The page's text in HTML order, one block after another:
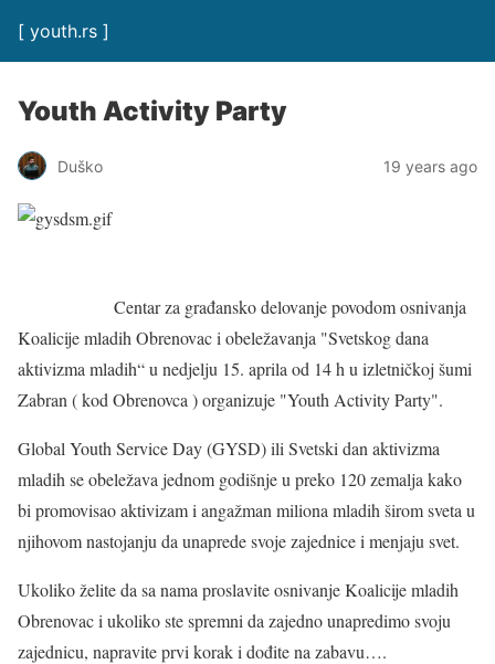
[ youth.rs ]
Youth Activity Party
Duško 19 years ago
Centar za građansko delovanje povodom osnivanja
Koalicije mladih Obrenovac i obeležavanja "Svetskog dana
aktivizma mladih“ u nedjelju 15. aprila od 14 h u izletničkoj šumi
Zabran ( kod Obrenovca ) organizuje "Youth Activity Party".
Global Youth Service Day (GYSD) ili Svetski dan aktivizma
mladih se obeležava jednom godišnje u preko 120 zemalja kako
bi promovisao aktivizam i angažman miliona mladih širom sveta u
njihovom nastojanju da unaprede svoje zajednice i menjaju svet.
Ukoliko želite da sa nama proslavite osnivanje Koalicije mladih
Obrenovac i ukoliko ste spremni da zajedno unapredimo svoju
zajednicu, napravite prvi korak i dođite na zabavu….